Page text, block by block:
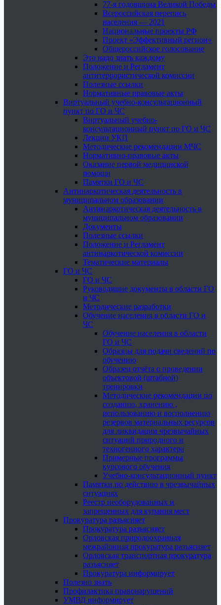
77-я годовщина Великой Победы
Всероссийская перепись
населения — 2021
Национальные проекты РФ
Проект «Эффективный регион»
Общероссийское голосование
Это надо знать каждому
Положение и Регламент
антитеррористической комиссии
Полезные ссылки
Нормативные правовые акты
Виртуальный учебно-консультационный
пункт по ГО и ЧС
Виртуальный учебно-
консультационный пункт по ГО и ЧС
Лекции УКП
Методические рекомендации МЧС
Нормативно-правовые акты
Оказание первой медицинской
помощи
Памятки ГО и ЧС
Антинаркотическая деятельность в
муниципальном образовании
Антинаркотическая деятельность в
муниципальном образовании
Документы
Полезные ссылки
Положение и Регламент
антинаркотической комиссии
Тематические материалы
ГО и ЧС
ГО и ЧС
Руководящие документы в области ГО
и ЧС
Методические разработки
Обучение населения в области ГО и
ЧС
Обучение населения в области
ГО и ЧС
Образцы для подачи сведений по
обучению
Образец отчёта о проведении
объектовой (штабной)
тренировки
Методические рекомендации по
созданию, хранению ,
использованию и восполнению
резервов материальных ресурсов
для ликвидации чрезвычайных
ситуаций природного и
техногенного характера
Примерные программы
курсового обучения
Учебно-консультационный пункт
Памятки по действию в чрезвычайных
ситуациях
Реестр необорудованных и
запрещенных для купания мест
Прокуратура разъясняет
Прокуратура разъясняет
Орловская природоохранная
межрайонная прокуратура разъясняет
Орловская транспортная прокуратура
разъясняет
Прокуратура информирует
Полезно знать
Профилактика правонарушений
УМВД информирует